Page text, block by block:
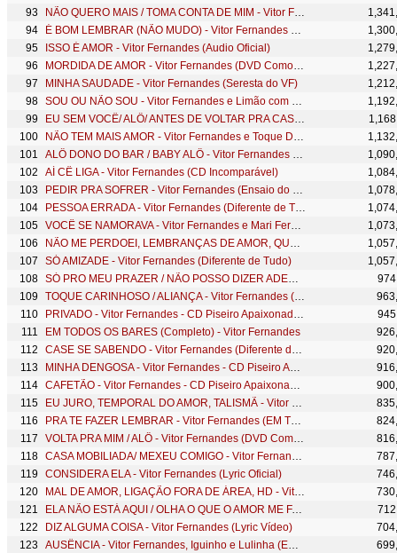
NÃO QUERO MAIS / TOMA CONTA DE MIM - Vitor Fernandes e Limão com Mel (DVD Como Nunca)
É BOM LEMBRAR (NÃO MUDO) - Vitor Fernandes e Devinho Novaes (EM TODOS OS BARES)
ISSO É AMOR - Vitor Fernandes (Audio Oficial)
MORDIDA DE AMOR - Vitor Fernandes (DVD Como Nunca)
MINHA SAUDADE - Vitor Fernandes (Seresta do VF)
SOU OU NÃO SOU - Vitor Fernandes e Limão com Mel (DVD Como Nunca)
EU SEM VOCÊ/ ALÔ/ ANTES DE VOLTAR PRA CASA - Vitor Fernandes e Devinho Novaes (EM TODOS OS BARES)
NÃO TEM MAIS AMOR - Vitor Fernandes e Toque Dez (EM TODOS OS BARES)
ALÔ DONO DO BAR / BABY ALÔ - Vitor Fernandes e Devinho Novaes (EM TODOS OS BARES)
AÍ CÊ LIGA - Vitor Fernandes (CD Incomparável)
PEDIR PRA SOFRER - Vitor Fernandes (Ensaio do Piseiro)
PESSOA ERRADA - Vitor Fernandes (Diferente de Tudo)
VOCÊ SE NAMORAVA - Vitor Fernandes e Mari Fernandez (DVD Como Nunca)
NÃO ME PERDOEI, LEMBRANÇAS DE AMOR, QUANDO VOCÊ SOME - Vitor Fernandes (Seresta do VF)
SÓ AMIZADE - Vitor Fernandes (Diferente de Tudo)
SÓ PRO MEU PRAZER / NÃO POSSO DIZER ADEUS - Vitor Fernandes (DVD Como Nunca)
TOQUE CARINHOSO / ALIANÇA - Vitor Fernandes (Como Nunca)
PRIVADO - Vitor Fernandes - CD Piseiro Apaixonado 2021
EM TODOS OS BARES (Completo) - Vitor Fernandes
CASE SE SABENDO - Vitor Fernandes (Diferente de Tudo)
MINHA DENGOSA - Vitor Fernandes - CD Piseiro Apaixonado 2021
CAFETÃO - Vitor Fernandes - CD Piseiro Apaixonado 2021
EU JURO, TEMPORAL DO AMOR, TALISMÃ - Vitor Fernandes (Seresta do VF)
PRA TE FAZER LEMBRAR - Vitor Fernandes (EM TODOS OS BARES)
VOLTA PRA MIM / ALÔ - Vitor Fernandes (DVD Como Nunca)
CASA MOBILIADA/ MEXEU COMIGO - Vitor Fernandes e Devinho (EM TODOS OS BARES)
CONSIDERA ELA - Vitor Fernandes (Lyric Oficial)
MAL DE AMOR, LIGAÇÃO FORA DE ÁREA, HD - Vitor Fernandes (Seresta do VF)
ELA NÃO ESTÁ AQUI / OLHA O QUE O AMOR ME FAZ - Vitor Fernandes (DVD Como Nunca)
DIZ ALGUMA COISA - Vitor Fernandes (Lyric Vídeo)
AUSÊNCIA - Vitor Fernandes, Iguinho e Lulinha (EM TODOS OS BARES)